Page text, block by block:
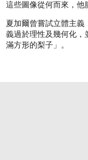
這些圖像從何而來，他
夏加爾曾嘗試立體主義
義過於理性及幾何化，
滿方形的梨子」。